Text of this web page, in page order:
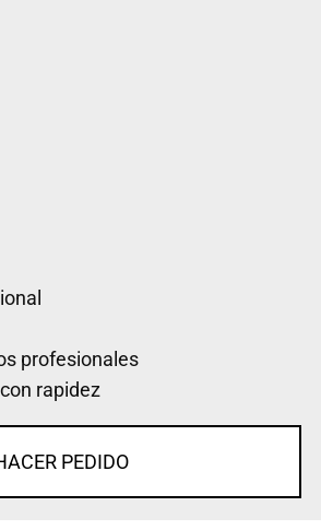
profesionales
rapidez
PEDIDO